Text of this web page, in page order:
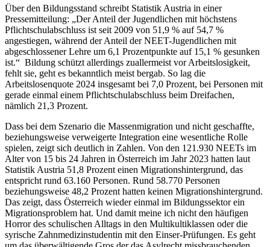
Über den Bildungsstand schreibt Statistik Austria in einer
Pressemitteilung: „Der Anteil der Jugendlichen mit höchstens
Pflichtschulabschluss ist seit 2009 von 51,9 % auf 54,7 %
angestiegen, während der Anteil der NEET-Jugendlichen mit
abgeschlossener Lehre um 6,1 Prozentpunkte auf 15,1 % gesunken
ist.“ Bildung schützt allerdings zuallermeist vor Arbeitslosigkeit,
fehlt sie, geht es bekanntlich meist bergab. So lag die
Arbeitslosenquote 2024 insgesamt bei 7,0 Prozent, bei Personen mit
gerade einmal einem Pflichtschulabschluss beim Dreifachen,
nämlich 21,3 Prozent.
Dass bei dem Szenario die Massenmigration und nicht geschaffte,
beziehungsweise verweigerte Integration eine wesentliche Rolle
spielen, zeigt sich deutlich in Zahlen. Von den 121.930 NEETs im
Alter von 15 bis 24 Jahren in Österreich im Jahr 2023 hatten laut
Statistik Austria 51,8 Prozent einen Migrationshintergrund, das
entspricht rund 63.160 Personen. Rund 58.770 Personen
beziehungsweise 48,2 Prozent hatten keinen Migrationshintergrund.
Das zeigt, dass Österreich wieder einmal im Bildungssektor ein
Migrationsproblem hat. Und damit meine ich nicht den häufigen
Horror des schulischen Alltags in den Multikultiklassen oder die
syrische Zahnmedizinstudentin mit den Einser-Prüfungen. Es geht